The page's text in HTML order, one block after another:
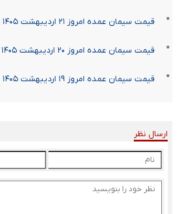
قیمت سیمان عمده امروز ۲۱ اردیبهشت ۱۴۰۵ + جدول
قیمت سیمان عمده امروز ۲۰ اردیبهشت ۱۴۰۵ + جدول
قیمت سیمان عمده امروز ۱۹ اردیبهشت ۱۴۰۵ + جدول
ارسال نظر